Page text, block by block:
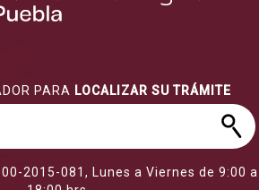
2015-081, Lunes a Viernes de 9:00 a
PARA LOCALIZAR SU TRÁMITE